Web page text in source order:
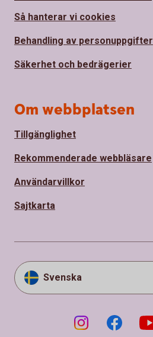
Så hanterar vi cookies
Behandling av personuppgifter
Säkerhet och bedrägerier
Om webbplatsen
Tillgänglighet
Rekommenderade webbläsare
Användarvillkor
Sajtkarta
Svenska